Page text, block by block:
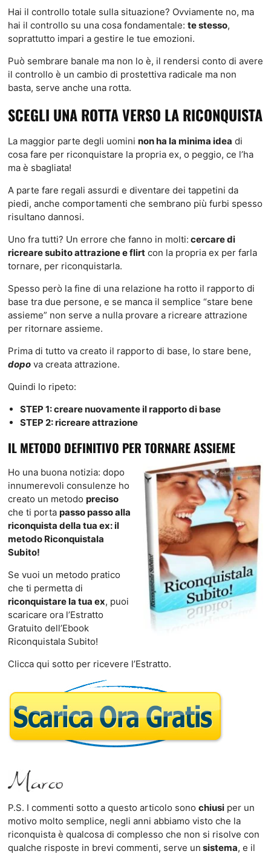
Hai il controllo totale sulla situazione? Ovviamente no, ma
hai il controllo su una cosa fondamentale: te stesso,
soprattutto impari a gestire le tue emozioni.
Può sembrare banale ma non lo è, il rendersi conto di avere
il controllo è un cambio di prostettiva radicale ma non
basta, serve anche una rotta.
SCEGLI UNA ROTTA VERSO LA RICONQUISTA
La maggior parte degli uomini non ha la minima idea di
cosa fare per riconquistare la propria ex, o peggio, ce l’ha
ma è sbagliata!
A parte fare regali assurdi e diventare dei tappetini da
piedi, anche comportamenti che sembrano più furbi spesso
risultano dannosi.
Uno fra tutti? Un errore che fanno in molti: cercare di
ricreare subito attrazione e flirtcon la propria ex per farla
tornare, per riconquistarla.
Spesso però la fine di una relazione ha rotto il rapporto di
base tra due persone, e se manca il semplice “stare bene
assieme” non serve a nulla provare a ricreare attrazione
per ritornare assieme.
Prima di tutto va creato il rapporto di base, lo stare bene,
dopova creata attrazione.
Quindi lo ripeto:
STEP 1: creare nuovamente il rapporto di base
STEP 2: ricreare attrazione
IL METODO DEFINITIVO PER TORNARE ASSIEME
Ho una buona notizia: dopo
innumerevoli consulenze ho
creato un metodo preciso
che ti porta passo passo alla
riconquista della tua ex: il
metodo Riconquistala
Subito!
Se vuoi un metodo pratico
che ti permetta di
riconquistare la tua ex, puoi
scaricare ora l’Estratto
Gratuito dell’Ebook
Riconquistala Subito!
Clicca qui sotto per ricevere l’Estratto.
P.S. I commenti sotto a questo articolo sono chiusiper un
motivo molto semplice, negli anni abbiamo visto che la
riconquista è qualcosa di complesso che non si risolve con
qualche risposte in brevi commenti, serve un sistema, e il